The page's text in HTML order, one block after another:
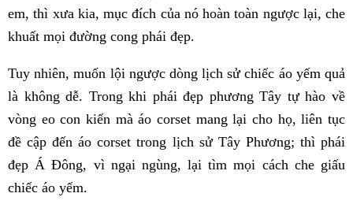
em, thì xưa kia, mục đích của nó hoàn toàn ngược lại, che
khuất mọi đường cong phái đẹp.
Tuy nhiên, muốn lội ngược dòng lịch sử chiếc áo yếm quả
là không dễ. Trong khi phái đẹp phương Tây tự hào về
vòng eo con kiến mà áo corset mang lại cho họ, liên tục
đề cập đến áo corset trong lịch sử Tây Phương; thì phái
đẹp Á Đông, vì ngại ngùng, lại tìm mọi cách che giấu
chiếc áo yếm.